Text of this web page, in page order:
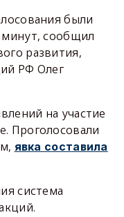
были
сообщил
развития,
РФ Олег
на участие
Проголосовали
явка составила
система